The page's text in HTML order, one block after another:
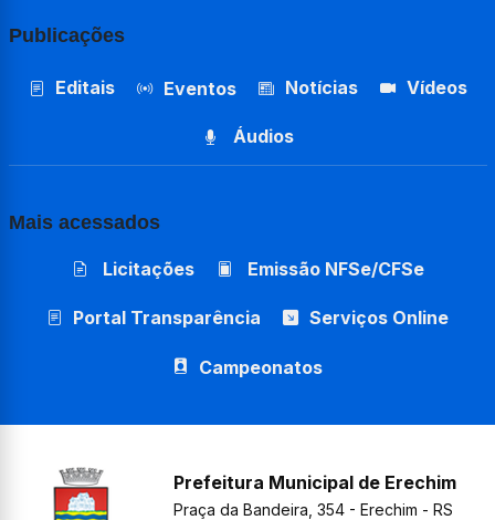
Publicações
Editais Eventos Notícias Vídeos
Áudios
Mais acessados
Licitações Emissão NFSe/CFSe
Portal Transparência Serviços Online
Campeonatos
Prefeitura Municipal de Erechim
Praça da Bandeira, 354 - Erechim - RS